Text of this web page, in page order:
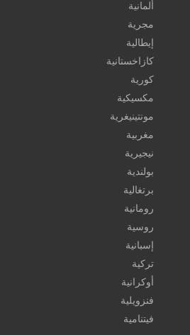
ألمانية
مجرية
إيطالية
كازاخستانية
كورية
مكسيكية
مونتينيغرية
مغربية
نيجيرية
بولندية
برتغالية
رومانية
روسية
إسبانية
تركية
أوكرانية
فنزويلية
فيتنامية